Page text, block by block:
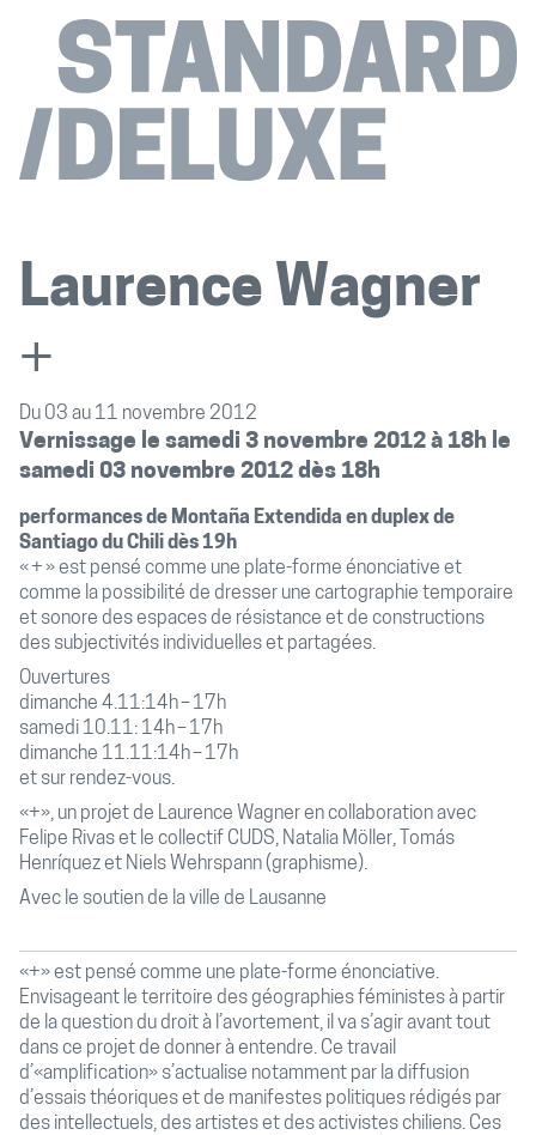
Laurence Wagner
+
Du 03 au 11 novembre 2012
Vernissage le samedi 3 novembre 2012 à 18h le
samedi 03 novembre 2012 dès 18h
performances de Montaña Extendida en duplex de
Santiago du Chili dès 19h
« + » est pensé comme une plate-forme énonciative et
comme la possibilité de dresser une cartographie temporaire
et sonore des espaces de résistance et de constructions
des subjectivités individuelles et partagées.
Ouvertures
dimanche 4.11:14h – 17h
samedi 10.11: 14h – 17h
dimanche 11.11:14h – 17h
et sur rendez-vous.
«+», un projet de Laurence Wagner en collaboration avec
Felipe Rivas et le collectif CUDS, Natalia Möller, Tomás
Henríquez et Niels Wehrspann (graphisme).
Avec le soutien de la ville de Lausanne
«+» est pensé comme une plate-forme énonciative.
Envisageant le territoire des géographies féministes à partir
de la question du droit à l’avortement, il va s’agir avant tout
dans ce projet de donner à entendre. Ce travail
d’«amplification» s’actualise notamment par la diffusion
d’essais théoriques et de manifestes politiques rédigés par
des intellectuels, des artistes et des activistes chiliens. Ces